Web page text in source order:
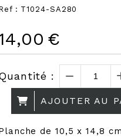
: T1024-SA280
€
:
AJOUTER AU
de 10,5 x 14,8